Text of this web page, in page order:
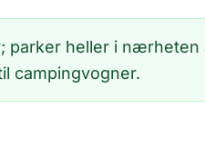
parker heller i
campingvogner.